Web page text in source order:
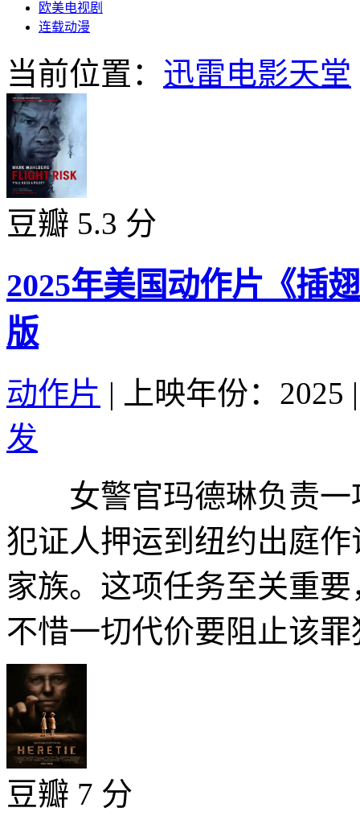
欧美电视剧
连载动漫
当前位置： 迅雷电影天堂
豆瓣 5.3 分
2025年美国动作片《插
版
动作片 | 上映年份：2025 |
发
女警官玛德琳负责一
犯证人押运到纽约出庭
家族。这项任务至关重
不惜一切代价要阻止该
豆瓣 7 分